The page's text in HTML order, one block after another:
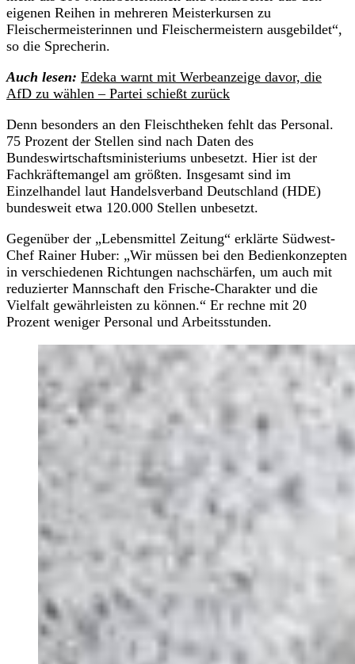
eigenen Reihen in mehreren Meisterkursen zu
Fleischermeisterinnen und Fleischermeistern ausgebildet“,
so die Sprecherin.
Auch lesen: Edeka warnt mit Werbeanzeige davor, die
AfD zu wählen – Partei schießt zurück
Denn besonders an den Fleischtheken fehlt das Personal.
75 Prozent der Stellen sind nach Daten des
Bundeswirtschaftsministeriums unbesetzt. Hier ist der
Fachkräftemangel am größten. Insgesamt sind im
Einzelhandel laut Handelsverband Deutschland (HDE)
bundesweit etwa 120.000 Stellen unbesetzt.
Gegenüber der „Lebensmittel Zeitung“ erklärte Südwest-
Chef Rainer Huber: „Wir müssen bei den Bedienkonzepten
in verschiedenen Richtungen nachschärfen, um auch mit
reduzierter Mannschaft den Frische-Charakter und die
Vielfalt gewährleisten zu können.“ Er rechne mit 20
Prozent weniger Personal und Arbeitsstunden.